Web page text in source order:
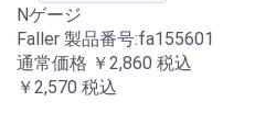
Nゲージ
Faller 製品番号:fa155601
通常価格 ￥2,860 税込
￥2,570 税込